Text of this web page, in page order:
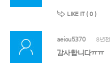
LIKE IT ( 0 )
aeiou5370 8년전
감사합니다ㅠㅠ